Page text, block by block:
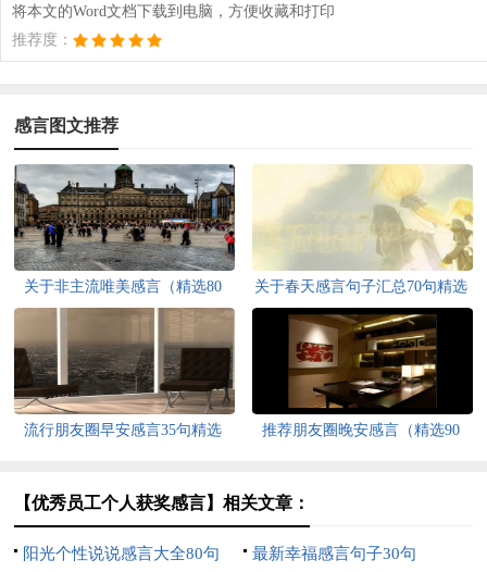
将本文的Word文档下载到电脑，方便收藏和打印
推荐度：
感言图文推荐
关于非主流唯美感言（精选80
句）
关于春天感言句子汇总70句精选
流行朋友圈早安感言35句精选
推荐朋友圈晚安感言（精选90
【优秀员工个人获奖感言】相关文章：
阳光个性说说感言大全80句 最新幸福感言句子30句